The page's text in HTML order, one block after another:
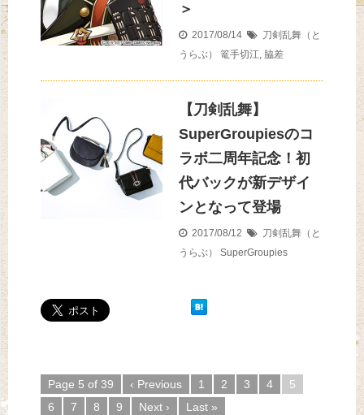
＞
2017/08/14
刀剣乱舞（と
うらぶ）
篭手切江, 脇差
【刀剣乱舞】
SuperGroupiesのコ
ラボ二周年記念！初
代バックが新デザイ
ンとなって登場
2017/08/12
刀剣乱舞（と
うらぶ）
SuperGroupies
Page 5 of 39 ‹ Previous 1 2 3 4
5
6
7 8 9 Next › Last »